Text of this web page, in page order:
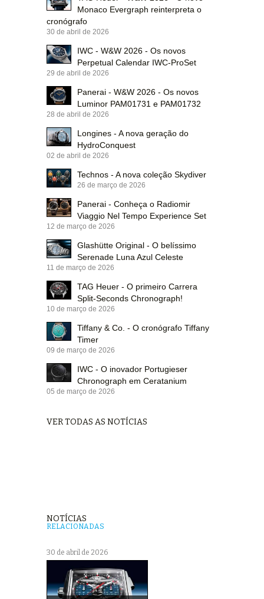
Monaco Evergraph reinterpreta o
cronógrafo
30 de abril de 2026
IWC - W&W 2026 - Os novos
Perpetual Calendar IWC-ProSet
29 de abril de 2026
Panerai - W&W 2026 - Os novos
Luminor PAM01731 e PAM01732
28 de abril de 2026
Longines - A nova geração do
HydroConquest
02 de abril de 2026
Technos - A nova coleção Skydiver
26 de março de 2026
Panerai - Conheça o Radiomir
Viaggio Nel Tempo Experience Set
12 de março de 2026
Glashütte Original - O belíssimo
Serenade Luna Azul Celeste
11 de março de 2026
TAG Heuer - O primeiro Carrera
Split-Seconds Chronograph!
10 de março de 2026
Tiffany & Co. - O cronógrafo Tiffany
Timer
09 de março de 2026
IWC - O inovador Portugieser
Chronograph em Ceratanium
05 de março de 2026
VER TODAS AS NOTÍCIAS
NOTÍCIAS
RELACIONADAS
30 de abril de 2026